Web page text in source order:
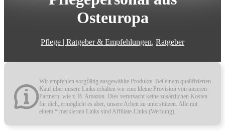
Osteuropa
Pflege | Ratgeber & Empfehlungen, Ratgeber
Wir empfehlen sorgfältig ausgewählte Produkte. Bei einem qualifizierten
Kauf über unsere Links erhalten wir eine kleine Provision von unseren
Partnern, wie z. B. Amazon. Dies verursacht keine zusätzlichen Kosten
für dich, ermöglicht es aber, unsere Arbeit zu unterstützen. Alle mit
einem * markierten Links sind Affiliate-Links (Werbung).